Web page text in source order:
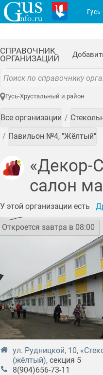
СПРАВОЧНИК
ОРГАНИЗАЦИЙ
Гусь-Хрустальный и район
Все организации
Павильон №4, "Жёлтый"
«Декор-
салон
У этой организации есть
Откроется завтра в 08:00
ул. Рудницкой, 10,
(жёлтый), секция 5
8(904)656-73-11